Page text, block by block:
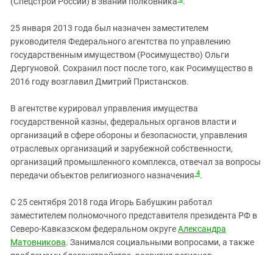
25 января 2013 года был назначен заместителем
руководителя Федерального агентства по управлению
государственным имуществом (Росимущество) Ольги
Дергуновой. Сохранил пост после того, как Росимущество в
2016 году возглавил Дмитрий Пристансков.
В агентстве курировал управления имущества
государственной казны, федеральных органов власти и
организаций в сфере обороны и безопасности, управления
отраслевых организаций и зарубежной собственности,
организаций промышленного комплекса, отвечал за вопросы
передачи объектов религиозного назначения 4.
С 25 сентября 2018 года Игорь Бабушкин работал
заместителем полномочного представителя президента РФ в
Северо-Кавказском федеральном округеАлександра
Матовникова. Занимался социальными вопросами, а также